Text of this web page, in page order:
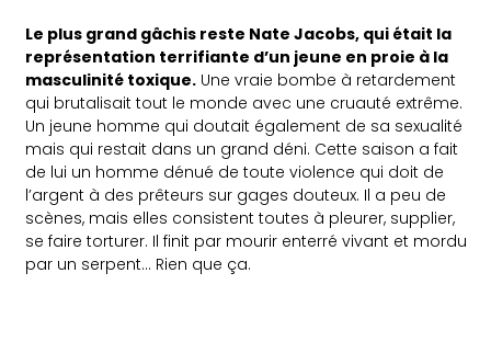
Le plus grand gâchis reste Nate Jacobs, qui était la
représentation terrifiante d’un jeune en proie à la
masculinité toxique. Une vraie bombe à retardement
qui brutalisait tout le monde avec une cruauté extrême.
Un jeune homme qui doutait également de sa sexualité
mais qui restait dans un grand déni. Cette saison a fait
de lui un homme dénué de toute violence qui doit de
l’argent à des prêteurs sur gages douteux. Il a peu de
scènes, mais elles consistent toutes à pleurer, supplier,
se faire torturer. Il finit par mourir enterré vivant et mordu
par un serpent… Rien que ça.